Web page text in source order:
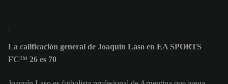
La calificación general de Joaquín Laso en EA SPORTS
FC™ 26 es 70